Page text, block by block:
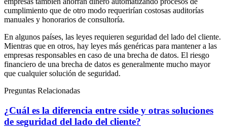
cumplimiento que de otro modo requerirían costosas auditorías
manuales y honorarios de consultoría.
En algunos países, las leyes requieren seguridad del lado del cliente.
Mientras que en otros, hay leyes más genéricas para mantener a las
empresas responsables en caso de una brecha de datos. El riesgo
financiero de una brecha de datos es generalmente mucho mayor
que cualquier solución de seguridad.
Preguntas Relacionadas
¿Cuál es la diferencia entre cside y otras soluciones
de seguridad del lado del cliente?